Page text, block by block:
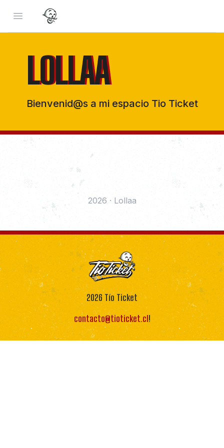
Open menu
LOLLAA
LOLLAA
Bienvenid@s a mi espacio Tio Ticket
2026 · Lollaa
2026 Tío Ticket
contacto@tioticket.cl!